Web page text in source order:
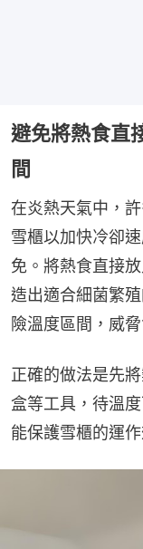
避免將熱食直
間
在炎熱天氣中，
雪櫃以加快冷卻
免。將熱食直接
造出適合細菌繁
險溫度區間，威
正確的做法是先
盒等工具，待溫
能保護雪櫃的運